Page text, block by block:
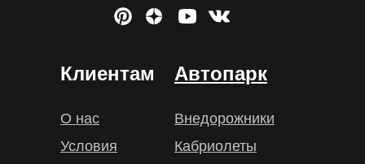
Клиентам
О нас
Условия
Автопарк
Внедорожники
Кабриолеты